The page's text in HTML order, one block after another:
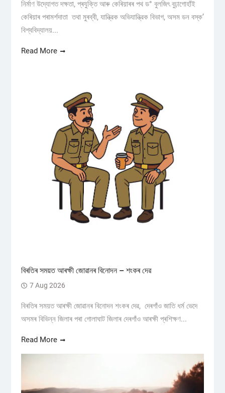
নিৰ্মাণ উদ্যোগত দক্ষতা, প্ৰযুক্তি আৰু কেৰিয়াৰৰ পথ ড° বুলজিৎ বুঢ়াগোহাঁই
কেৰিয়াৰ পৰামৰ্শদাতা তথা মুৰব্বী, যান্ত্রিক অভিযান্ত্রিক বিভাগ, অসম ডন বস্ক’
বিশ্ববিদ্যালয়...
Read More
বিৰতিৰ সময়ত আৰক্ষী জোৱানৰ বিনোদন – শংকৰ দেৱ
7 Aug 2026
বিৰতিৰ সময়ত আৰক্ষী জোৱানৰ বিনোদন শংকৰ দেৱ, দেৰগাঁও জাতি ধৰ্ম ভেদে
অসমৰ বিভিন্ন জিলাৰ পৰা গোলাঘাট জিলাৰ দেৰগাঁও আৰক্ষী প্ৰশিক্ষণ...
Read More